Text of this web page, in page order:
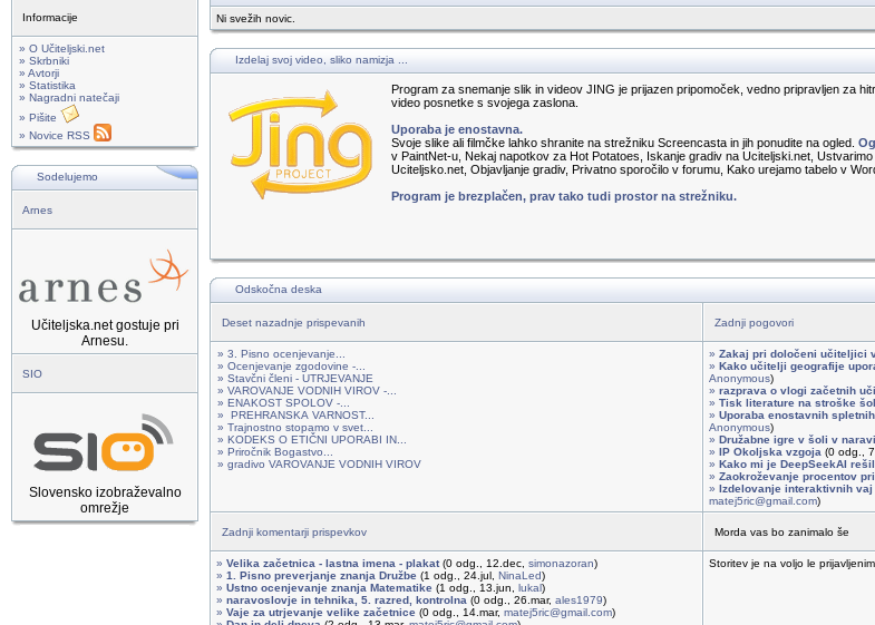
Informacije
» O Učiteljski.net
» Skrbniki
» Avtorji
» Statistika
» Nagradni natečaji
» Pišite
» Novice RSS
Sodelujemo
Arnes
Učiteljska.net gostuje pri
Arnesu.
SIO
Slovensko izobraževalno
omrežje
Ni svežih novic.
Izdelaj svoj video, sliko namizja ...
Program za snemanje slik in videov JING je prijazen pripomoček, vedno pripravljen za
video posnetke s svojega zaslona.
Uporaba je enostavna.
Svoje slike ali filmčke lahko shranite na strežniku Screencasta in jih ponudite na ogled.
v PaintNet-u, Nekaj napotkov za Hot Potatoes, Iskanje gradiv na Uciteljski.net,
Uciteljsko.net, Objavljanje gradiv, Privatno sporočilo v forumu, Kako urejamo tabelo v
Program je brezplačen, prav tako tudi prostor na strežniku.
Odskočna deska
Deset nazadnje prispevanih Zadnji pogovori
» 3. Pisno ocenjevanje...
» Ocenjevanje zgodovine -...
» Stavčni členi - UTRJEVANJE
» VAROVANJE VODNIH VIROV -...
» ENAKOST SPOLOV -...
» PREHRANSKA VARNOST...
» Trajnostno stopamo v svet...
» KODEKS O ETIČNI UPORABI IN...
» Priročnik Bogastvo...
» gradivo VAROVANJE VODNIH VIROV
» Zakaj pri določeni učiteljici
» Kako učitelji geografije
Anonymous)
» razprava o vlogi začetnih
» Tisk literature na stroške
» Uporaba enostavnih
Anonymous)
» Družabne igre v šoli v naravi
» IP Okoljska vzgoja (0 odg.,
» Kako mi je DeepSeekAI
» Zaokroževanje procentov
» Izdelovanje interaktivnih vaj
matej5ric@gmail.com)
Zadnji komentarji prispevkov Morda vas bo zanimalo še
» Velika začetnica - lastna imena - plakat(0 odg., 12.dec, simonazoran)
» 1. Pisno preverjanje znanja Družbe (1 odg., 24.jul, NinaLed)
» Ustno ocenjevanje znanja Matematike (1 odg., 13.jun, lukal)
» naravoslovje in tehnika, 5. razred, kontrolna (0 odg., 26.mar, ales1979)
» Vaje za utrjevanje velike začetnice (0 odg., 14.mar, matej5ric@gmail.com)
Storitev je na voljo le